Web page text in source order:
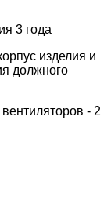
3 года
изделия и
должного
- 2